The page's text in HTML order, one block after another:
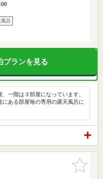
呂
プランを見る
一階は３部屋になっています。
ある部屋毎の専用の露天風呂に
お気に入
りに追加